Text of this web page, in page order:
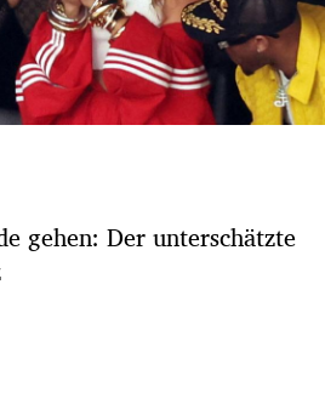
gehen: Der unterschätzte